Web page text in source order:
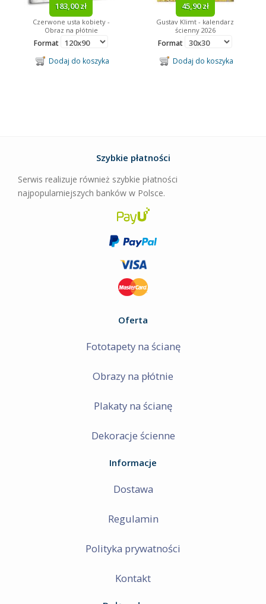
183,00 zł
Czerwone usta kobiety -
Obraz na płótnie
Format
Dodaj do koszyka
45,90 zł
Gustav Klimt - kalendarz
ścienny 2026
Format
Dodaj do koszyka
Szybkie płatności
Serwis realizuje również szybkie płatności
najpopularniejszych banków w Polsce.
Oferta
Fototapety na ścianę
Obrazy na płótnie
Plakaty na ścianę
Dekoracje ścienne
Informacje
Dostawa
Regulamin
Polityka prywatności
Kontakt